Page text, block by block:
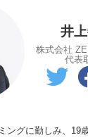
井
株式会社
代表
ングに勤しみ、19